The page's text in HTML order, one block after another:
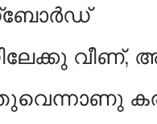
വീണ്,